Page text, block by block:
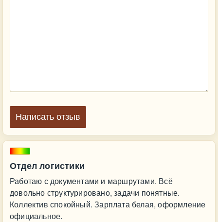
Отдел логистики
Работаю с документами и маршрутами. Всё
довольно структурировано, задачи понятные.
Коллектив спокойный. Зарплата белая, оформление
официальное.
Написать отзыв